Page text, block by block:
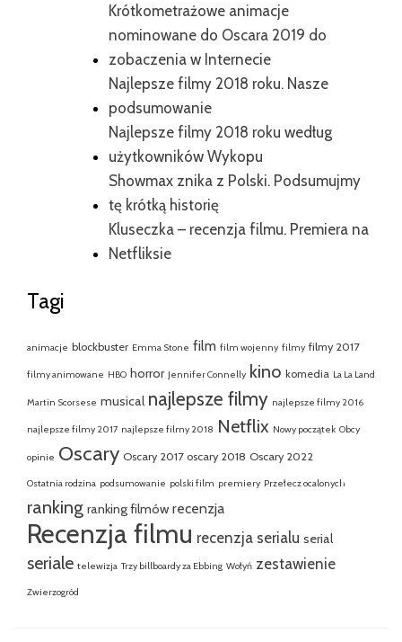
Krótkometrażowe animacje
nominowane do Oscara 2019 do
zobaczenia w Internecie
Najlepsze filmy 2018 roku. Nasze
podsumowanie
Najlepsze filmy 2018 roku według
użytkowników Wykopu
Showmax znika z Polski. Podsumujmy
tę krótką historię
Kluseczka – recenzja filmu. Premiera na
Netfliksie
Tagi
animacje blockbuster Emma Stone film film wojenny filmy filmy 2017
filmy animowane HBO horror Jennifer Connelly kino komedia La La Land
Martin Scorsese musical najlepsze filmy najlepsze filmy 2016
najlepsze filmy 2017 najlepsze filmy 2018 Netflix Nowy początek Obcy
opinie Oscary Oscary 2017 oscary 2018 Oscary 2022
Ostatnia rodzina podsumowanie polski film premiery Przełecz ocalonych
ranking ranking filmów recenzja
Recenzja filmu recenzja serialu serial
seriale telewizja Trzy billboardy za Ebbing Wołyń zestawienie
Zwierzogród